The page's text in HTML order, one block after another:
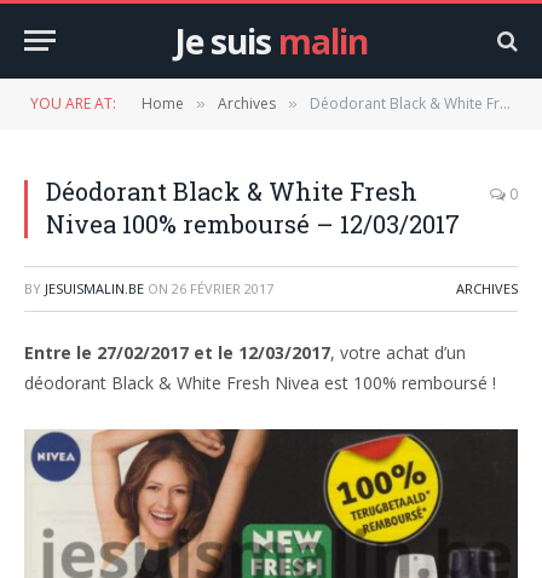
Je suis malin
YOU ARE AT: Home » Archives » Déodorant Black & White Fresh Nivea 100% remboursé – 12/03/2017
Déodorant Black & White Fresh
Nivea 100% remboursé – 12/03/2017
0
BY JESUISMALIN.BE ON 26 FÉVRIER 2017 ARCHIVES
Entre le 27/02/2017 et le 12/03/2017, votre achat d’un
déodorant Black & White Fresh Nivea est 100% remboursé !